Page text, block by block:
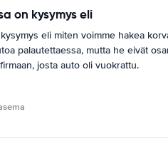
on kysymys eli
eli miten voimme hakea
palautettaessa, mutta he eivät
josta auto oli vuokrattu.